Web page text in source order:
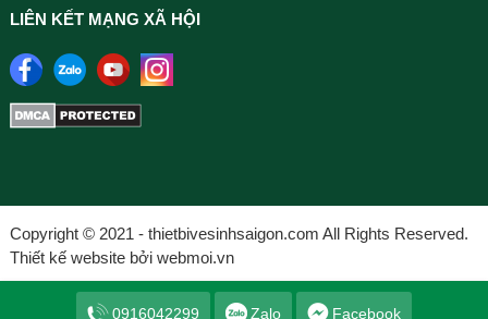
LIÊN KẾT MẠNG XÃ HỘI
Copyright © 2021 - thietbivesinhsaigon.com All Rights Reserved.
Thiết kế website bởi webmoi.vn
0916042299 Zalo Facebook